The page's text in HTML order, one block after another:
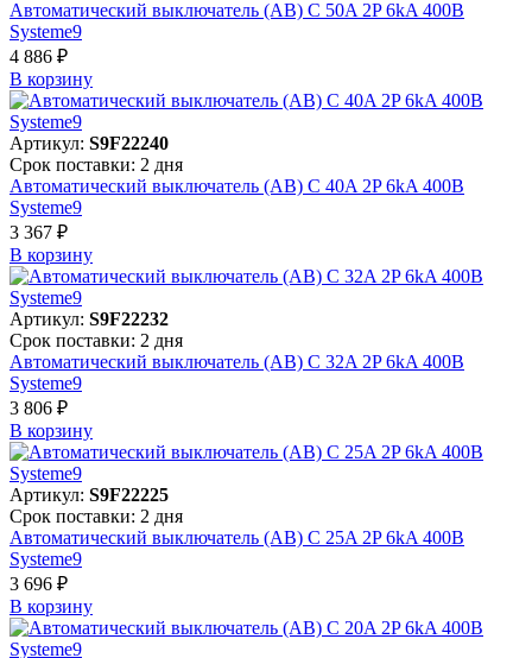
Автоматический выключатель (АВ) C 50A 2P 6kA 400В
Systeme9
4 886 ₽
В корзинy
Артикул: S9F22240
Срок поставки: 2 дня
Автоматический выключатель (АВ) C 40A 2P 6kA 400В
Systeme9
3 367 ₽
В корзинy
Артикул: S9F22232
Срок поставки: 2 дня
Автоматический выключатель (АВ) C 32A 2P 6kA 400В
Systeme9
3 806 ₽
В корзинy
Артикул: S9F22225
Срок поставки: 2 дня
Автоматический выключатель (АВ) C 25A 2P 6kA 400В
Systeme9
3 696 ₽
В корзинy